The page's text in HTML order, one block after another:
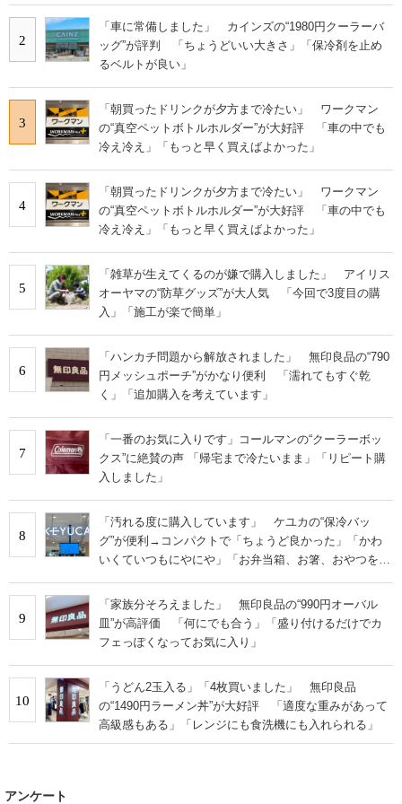
2
「車に常備しました」 カインズの“1980円クーラーバ
ッグ”が評判 「ちょうどいい大きさ」「保冷剤を止め
るベルトが良い」
3
「朝買ったドリンクが夕方まで冷たい」 ワークマン
の“真空ペットボトルホルダー”が大好評 「車の中でも
冷え冷え」「もっと早く買えばよかった」
4
「朝買ったドリンクが夕方まで冷たい」 ワークマン
の“真空ペットボトルホルダー”が大好評 「車の中でも
冷え冷え」「もっと早く買えばよかった」
5
「雑草が生えてくるのが嫌で購入しました」 アイリス
オーヤマの“防草グッズ”が大人気 「今回で3度目の購
入」「施工が楽で簡単」
6
「ハンカチ問題から解放されました」 無印良品の“790
円メッシュポーチ”がかなり便利 「濡れてもすぐ乾
く」「追加購入を考えています」
7
「一番のお気に入りです」コールマンの“クーラーボッ
クス”に絶賛の声 「帰宅まで冷たいまま」「リピート購
入しました」
8
「汚れる度に購入しています」 ケユカの“保冷バッ
グ”が便利→コンパクトで「ちょうど良かった」「かわ
いくていつもにやにや」「お弁当箱、お箸、おやつを入
9
「家族分そろえました」 無印良品の“990円オーバル
皿”が高評価 「何にでも合う」「盛り付けるだけでカ
フェっぽくなってお気に入り」
10
「うどん2玉入る」「4枚買いました」 無印良品
の“1490円ラーメン丼”が大好評 「適度な重みがあって
高級感もある」「レンジにも食洗機にも入れられる」
アンケート